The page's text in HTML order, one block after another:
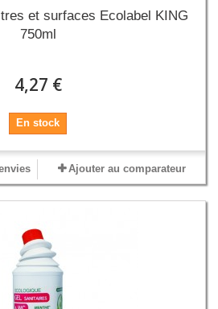
et surfaces Ecolabel KING
750ml
4,27 €
En stock
Ajouter au comparateur